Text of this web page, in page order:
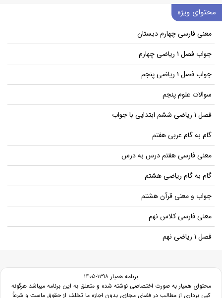
محتوای ویژه
معنی فارسی چهارم دبستان
جواب فصل ۱ ریاضی چهارم
جواب فصل ۱ ریاضی پنجم
سوالات علوم پنجم
فصل ۱ ریاضی ششم ابتدایی با جواب
گام به گام عربی هفتم
معنی فارسی هفتم درس به درس
گام به گام ریاضی هشتم
جواب و معنی قرآن هشتم
معنی فارسی کلاس نهم
فصل ۱ ریاضی نهم
برنامه همیار ۱۳۹۸-۱۴۰۵
محتوای همیار به صورت اختصاصی نوشته شده و متعلق به این برنامه میباشد هرگونه
کپی برداری از مطالب در فضای مجازی بدون اجازه ما تخلف از حقوق ماست و شرعاً